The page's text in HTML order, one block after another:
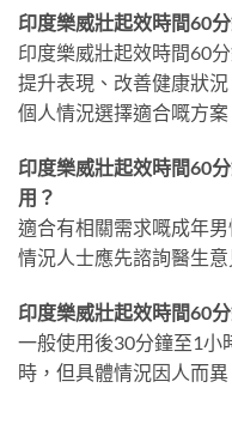
印度樂威壯起效時間60
印度樂威壯起效時間60
提升表現、改善健康狀
個人情況選擇適合嘅方案
印度樂威壯起效時間60
用？
適合有相關需求嘅成年
情況人士應先諮詢醫生意
印度樂威壯起效時間60
一般使用後30分鐘至1小
時，但具體情況因人而異